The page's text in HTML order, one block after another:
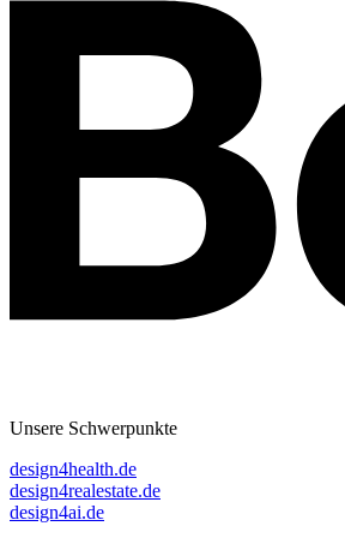
Unsere Schwerpunkte
design4health.de
design4realestate.de
design4ai.de